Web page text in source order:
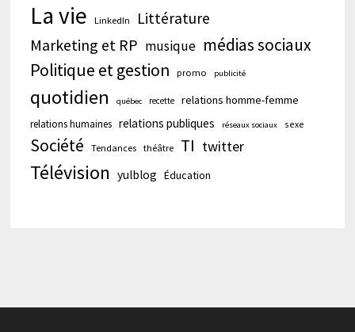
La vie LinkedIn Littérature
Marketing et RP musique médias sociaux
Politique et gestion
promo publicité
quotidien québec recette relations homme-femme
relations humaines relations publiques réseaux sociaux sexe
Société Tendances théâtre TI twitter
Télévision yulblog Éducation